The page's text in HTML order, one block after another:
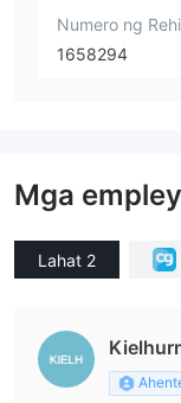
Numero ng
1658294
Mga
Lahat 2